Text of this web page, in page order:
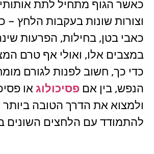
כאשר הגוף מתחיל לתת
וצורות שונות בעקבות הלחץ –
כאבי בטן, בחילות, הפרעות
במצבים אלו, ואולי אף טרם
כדי כך, חשוב לפנות לגורם
הנפש, בין אם פסיכולוגאו
ולמצוא את הדרך הטובה
להתמודד עם הלחצים השונים